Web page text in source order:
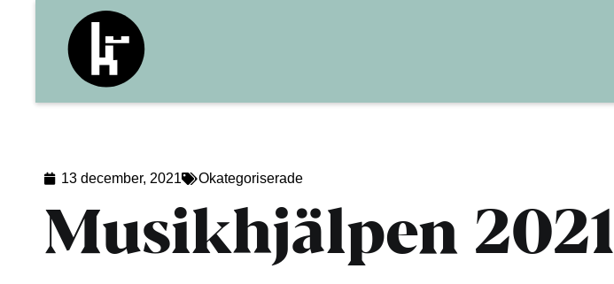
13 december, 2021 Okategoriserade
Musikhjälpen 2021